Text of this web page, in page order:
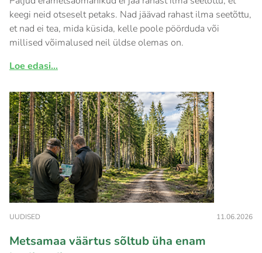
keegi neid otseselt petaks. Nad jäävad rahast ilma seetõttu,
et nad ei tea, mida küsida, kelle poole pöörduda või
millised võimalused neil üldse olemas on.
Loe edasi...
UUDISED 11.06.2026
Metsamaa väärtus sõltub üha enam